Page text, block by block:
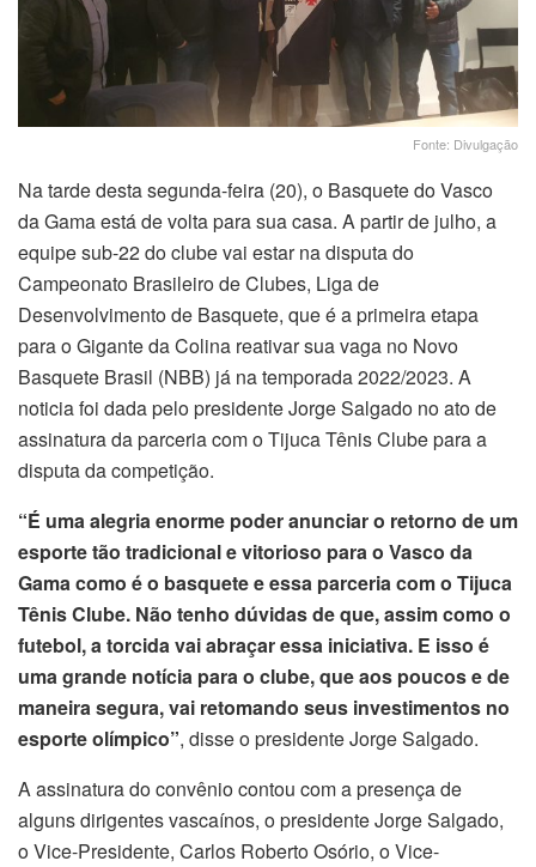
Fonte: Divulgação
Na tarde desta segunda-feira (20), o Basquete do Vasco
da Gama está de volta para sua casa. A partir de julho, a
equipe sub-22 do clube vai estar na disputa do
Campeonato Brasileiro de Clubes, Liga de
Desenvolvimento de Basquete, que é a primeira etapa
para o Gigante da Colina reativar sua vaga no Novo
Basquete Brasil (NBB) já na temporada 2022/2023. A
noticia foi dada pelo presidente Jorge Salgado no ato de
assinatura da parceria com o Tijuca Tênis Clube para a
disputa da competição.
“É uma alegria enorme poder anunciar o retorno de um
esporte tão tradicional e vitorioso para o Vasco da
Gama como é o basquete e essa parceria com o Tijuca
Tênis Clube. Não tenho dúvidas de que, assim como o
futebol, a torcida vai abraçar essa iniciativa. E isso é
uma grande notícia para o clube, que aos poucos e de
maneira segura, vai retomando seus investimentos no
esporte olímpico”, disse o presidente Jorge Salgado.
A assinatura do convênio contou com a presença de
alguns dirigentes vascaínos, o presidente Jorge Salgado,
o Vice-Presidente, Carlos Roberto Osório, o Vice-